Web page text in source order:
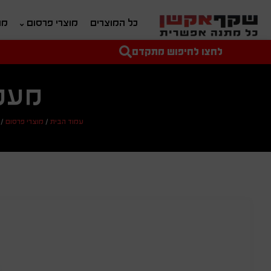
כל המוצרים מוצרי פרסום
טקסט חופשי לחיפוש מחיר מיני'לחצו לחיפוש מתקדם
עמוד הבית / מוצרי פרסום